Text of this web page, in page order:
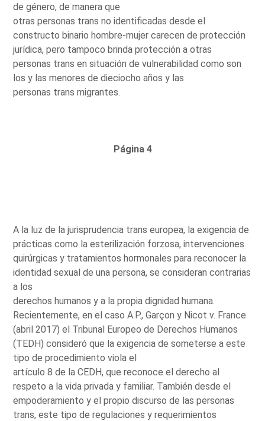
de género, de manera que
otras personas trans no identificadas desde el
constructo binario hombre-mujer carecen de protección
jurídica, pero tampoco brinda protección a otras
personas trans en situación de vulnerabilidad como son
los y las menores de dieciocho años y las
personas trans migrantes.
Página 4
A la luz de la jurisprudencia trans europea, la exigencia de
prácticas como la esterilización forzosa, intervenciones
quirúrgicas y tratamientos hormonales para reconocer la
identidad sexual de una persona, se consideran contrarias
a los
derechos humanos y a la propia dignidad humana.
Recientemente, en el caso A.P., Garçon y Nicot v. France
(abril 2017) el Tribunal Europeo de Derechos Humanos
(TEDH) consideró que la exigencia de someterse a este
tipo de procedimiento viola el
artículo 8 de la CEDH, que reconoce el derecho al
respeto a la vida privada y familiar. También desde el
empoderamiento y el propio discurso de las personas
trans, este tipo de regulaciones y requerimientos